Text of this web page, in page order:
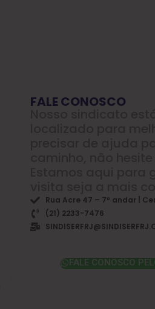
FALE CONOSCO
Rua Acre 47 – 7º andar |
(21) 2233-7476
FALE CONOSCO